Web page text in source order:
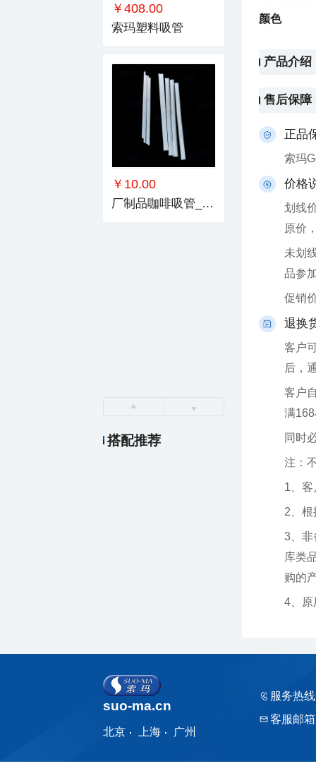
￥408.00
索玛塑料吸管
￥10.00
厂制品咖啡吸管_系列2
搭配推荐
颜色
产品介绍
售后保障
正品
索玛
价格
原价
品参
促销
退换
后，
满
同时
注：
1、
2、
购的
4、原
suo-ma.cn
北京 上海 广州
服务热
客服邮